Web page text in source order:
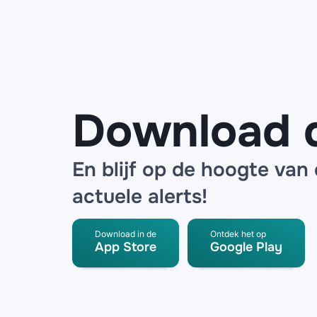
Download
En blijf op de hoogte van
actuele alerts!
Download in de
App Store
Ontdek het op
Google Play